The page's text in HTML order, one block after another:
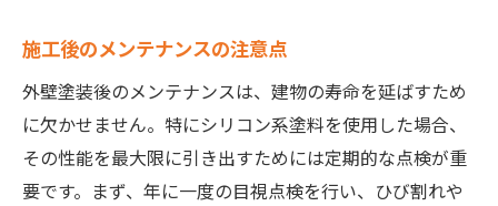
施工後のメンテナンスの注意点
外壁塗装後のメンテナンスは、建物の寿命を延ばすため
に欠かせません。特にシリコン系塗料を使用した場合、
その性能を最大限に引き出すためには定期的な点検が重
要です。まず、年に一度の目視点検を行い、ひび割れや